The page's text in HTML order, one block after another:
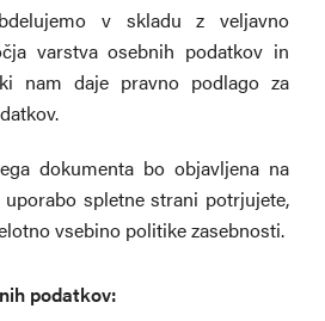
v skladu z veljavno
varstva osebnih podatkov in
nam daje pravno podlago za
dokumenta bo objavljena na
spletne strani potrjujete,
vsebino politike zasebnosti.
podatkov: